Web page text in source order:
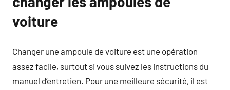
voiture
Changer une ampoule de voiture est une opération
assez facile, surtout si vous suivez les instructions du
manuel d’entretien. Pour une meilleure sécurité, il est